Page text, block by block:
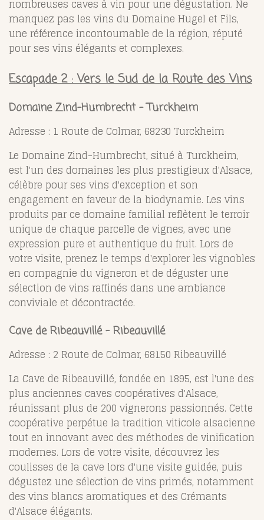
nombreuses caves à vin pour une dégustation. Ne
manquez pas les vins du Domaine Hugel et Fils,
une référence incontournable de la région, réputé
pour ses vins élégants et complexes.
Escapade 2 : Vers le Sud de la Route des Vins
Domaine Zind-Humbrecht - Turckheim
Adresse : 1 Route de Colmar, 68230 Turckheim
Le Domaine Zind-Humbrecht, situé à Turckheim,
est l'un des domaines les plus prestigieux d'Alsace,
célèbre pour ses vins d'exception et son
engagement en faveur de la biodynamie. Les vins
produits par ce domaine familial reflètent le terroir
unique de chaque parcelle de vignes, avec une
expression pure et authentique du fruit. Lors de
votre visite, prenez le temps d'explorer les vignobles
en compagnie du vigneron et de déguster une
sélection de vins raffinés dans une ambiance
conviviale et décontractée.
Cave de Ribeauvillé - Ribeauvillé
Adresse : 2 Route de Colmar, 68150 Ribeauvillé
La Cave de Ribeauvillé, fondée en 1895, est l'une des
plus anciennes caves coopératives d'Alsace,
réunissant plus de 200 vignerons passionnés. Cette
coopérative perpétue la tradition viticole alsacienne
tout en innovant avec des méthodes de vinification
modernes. Lors de votre visite, découvrez les
coulisses de la cave lors d'une visite guidée, puis
dégustez une sélection de vins primés, notamment
des vins blancs aromatiques et des Crémants
d'Alsace élégants.